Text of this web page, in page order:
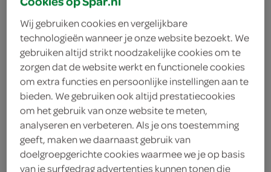
Olvarit babyvoeding
appel banaan
Olvarit
Wij gebruiken cookies en vergelijkbare
technologieën wanneer je onze website bezoekt. We
gebruiken altijd strikt noodzakelijke cookies om te
zorgen dat de website werkt en functionele cookies
om extra functies en persoonlijke instellingen aan te
bieden. We gebruiken ook altijd prestatiecookies
om het gebruik van onze website te meten,
analyseren en verbeteren. Als je ons toestemming
geeft, maken we daarnaast gebruik van
doelgroepgerichte cookies waarmee we je op basis
van je surfgedrag advertenties kunnen tonen die